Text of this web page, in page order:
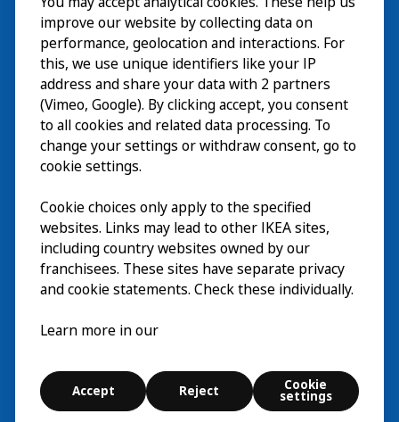
Besök
Utforska
På gång
Om
Cookie settings
Användarvillkor
Kontakt Digital accessibility statement
improve our website by collecting data on
performance, geolocation and interactions. For
this, we use unique identifiers like your IP
address and share your data with 2 partners
(Vimeo, Google). By clicking accept, you consent
to all cookies and related data processing. To
change your settings or withdraw consent, go to
cookie settings.
Cookie choices only apply to the specified
websites. Links may lead to other IKEA sites,
including country websites owned by our
franchisees. These sites have separate privacy
and cookie statements. Check these individually.
Learn more in our
Accept Reject Cookie
settings